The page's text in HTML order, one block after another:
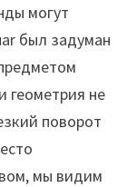
могут
был задуман
геометрия не
поворот
мы видим